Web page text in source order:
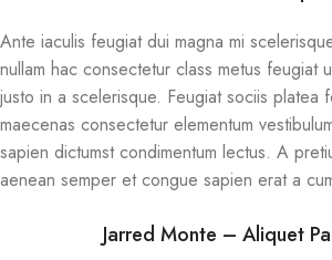
Ante iaculis feugiat dui magna mi
nullam hac consectetur class metus feugiat
justo in a scelerisque. Feugiat sociis platea
maecenas consectetur elementum
sapien dictumst condimentum lectus. A
aenean semper et congue sapien erat a
Jarred Monte – Aliquet